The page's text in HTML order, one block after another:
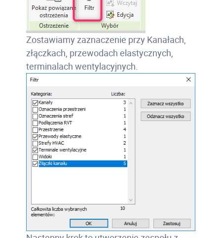
Zostawiamy zaznaczenie przy Kanałach,
złączkach, przewodach elastycznych,
terminalach wentylacyjnych.